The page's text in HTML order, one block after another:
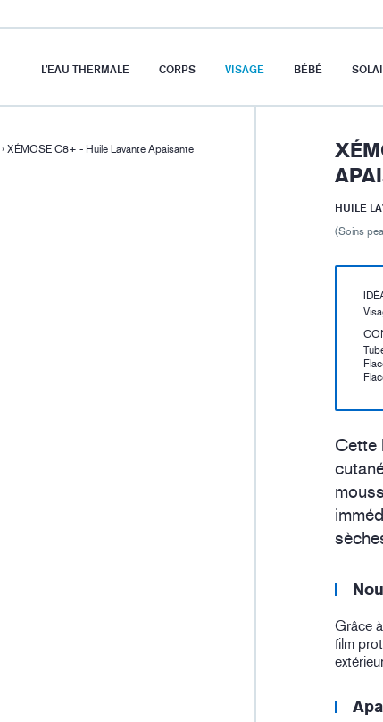
L’EAU THERMALE CORPS VISAGE BÉBÉ
› XÉMOSE C8+ - Huile Lavante Apaisante
HUILE
(Soins
Cette
Grâce
film